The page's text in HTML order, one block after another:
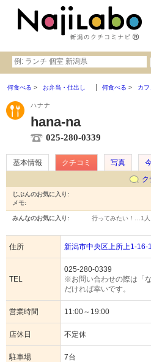
何食べる お弁当・仕出し 何食べる カ
ハナナ
hana-na
025-280-0339
基本情報 クチコミ 写真
ク
じぶんのお気に入り:
メモ:
みんなのお気に入り: 行ってみたい！… 1人
住所 新潟市中央区上所上1-16-1
TEL
025-280-0339
※お問い合わせの際は「
だければ幸いです。
営業時間 11:00～19:00
店休日 不定休
駐車場 7台